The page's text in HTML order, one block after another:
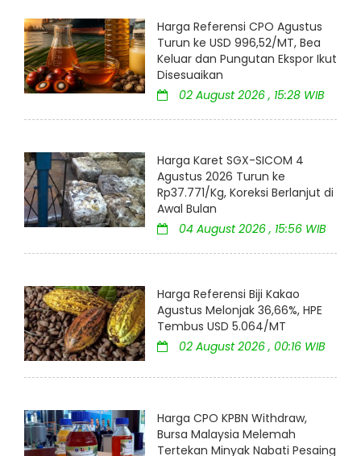
Harga Referensi CPO Agustus
Turun ke USD 996,52/MT, Bea
Keluar dan Pungutan Ekspor Ikut
Disesuaikan
02 August 2026 , 15:28 WIB
Harga Karet SGX-SICOM 4
Agustus 2026 Turun ke
Rp37.771/Kg, Koreksi Berlanjut di
Awal Bulan
04 August 2026 , 15:56 WIB
Harga Referensi Biji Kakao
Agustus Melonjak 36,66%, HPE
Tembus USD 5.064/MT
02 August 2026 , 00:16 WIB
Harga CPO KPBN Withdraw,
Bursa Malaysia Melemah
Tertekan Minyak Nabati Pesaing